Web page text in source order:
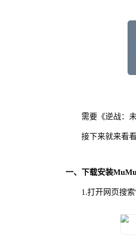
需要《逆战：
接下来就来看
一、下载安装
1.打开网页搜